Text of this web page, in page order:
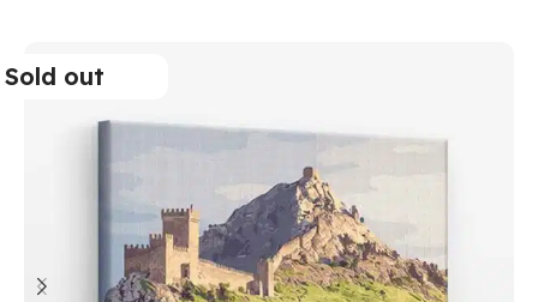
Sold out